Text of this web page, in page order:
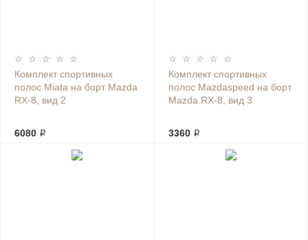
Комплект спортивных
полос Miata на борт Mazda
RX-8, вид 2
6080 ₽
Комплект спортивных
полос Mazdaspeed на борт
Mazda RX-8, вид 3
3360 ₽